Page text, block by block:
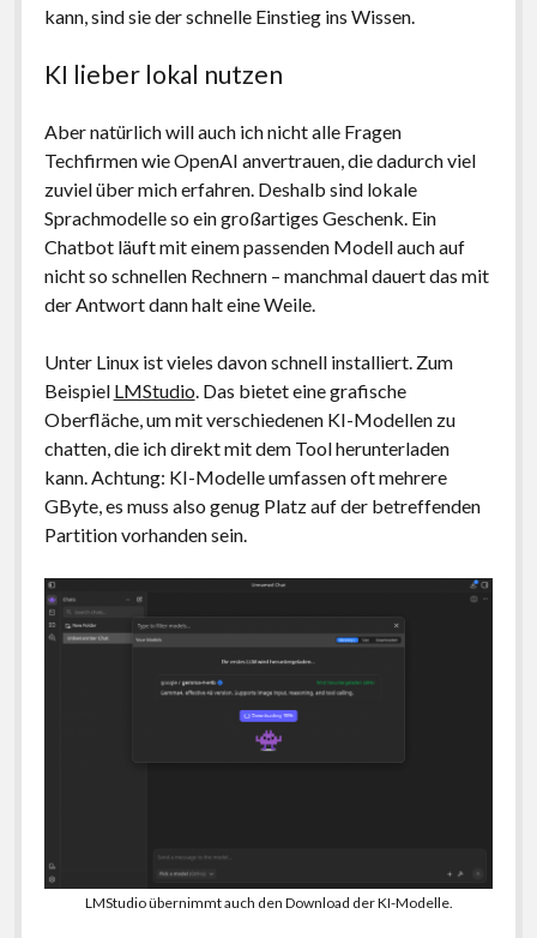
kann, sind sie der schnelle Einstieg ins Wissen.
KI lieber lokal nutzen
Aber natürlich will auch ich nicht alle Fragen
Techfirmen wie OpenAI anvertrauen, die dadurch viel
zuviel über mich erfahren. Deshalb sind lokale
Sprachmodelle so ein großartiges Geschenk. Ein
Chatbot läuft mit einem passenden Modell auch auf
nicht so schnellen Rechnern – manchmal dauert das mit
der Antwort dann halt eine Weile.
Unter Linux ist vieles davon schnell installiert. Zum
Beispiel LMStudio . Das bietet eine grafische
Oberfläche, um mit verschiedenen KI-Modellen zu
chatten, die ich direkt mit dem Tool herunterladen
kann. Achtung: KI-Modelle umfassen oft mehrere
GByte, es muss also genug Platz auf der betreffenden
Partition vorhanden sein.
LMStudio übernimmt auch den Download der KI-Modelle.